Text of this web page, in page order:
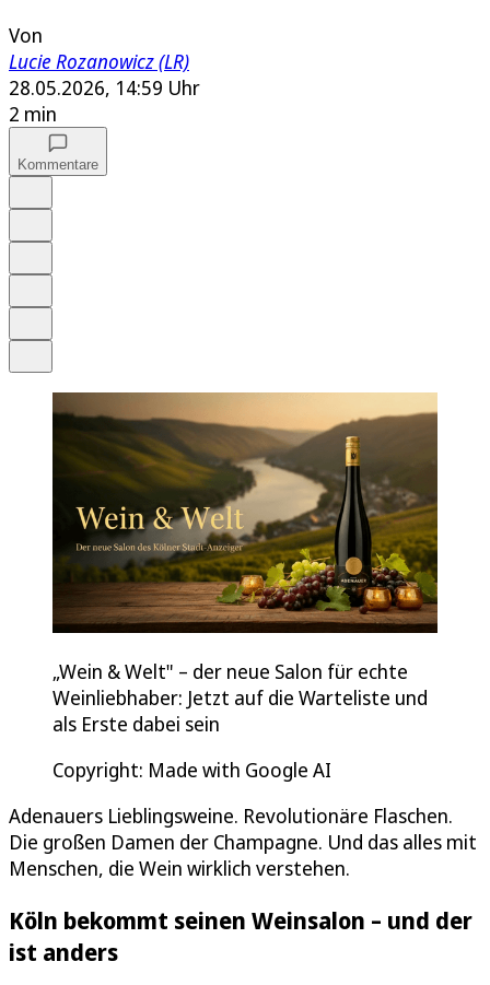
Von
Lucie Rozanowicz (LR)
28.05.2026, 14:59 Uhr
2 min
Kommentare
„Wein & Welt" – der neue Salon für echte
Weinliebhaber: Jetzt auf die Warteliste und
als Erste dabei sein
Copyright: Made with Google AI
Adenauers Lieblingsweine. Revolutionäre Flaschen.
Die großen Damen der Champagne. Und das alles mit
Menschen, die Wein wirklich verstehen.
Köln bekommt seinen Weinsalon – und der
ist anders